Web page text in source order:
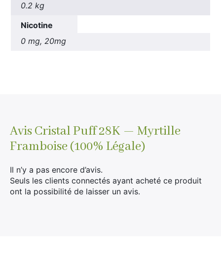
0.2 kg
Nicotine
0 mg, 20mg
AvisCristal Puff 28K — Myrtille
Framboise (100% Légale)
Il n’y a pas encore d’avis.
Seuls les clients connectés ayant acheté ce produit
ont la possibilité de laisser un avis.